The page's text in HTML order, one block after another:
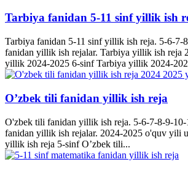
Tarbiya fanidan 5-11 sinf yillik ish
Tarbiya fanidan 5-11 sinf yillik ish reja. 5-6-7-
fanidan yillik ish rejalar. Tarbiya yillik ish reja
yillik 2024-2025 6-sinf Tarbiya yillik 2024-
O’zbek tili fanidan yillik ish reja
O'zbek tili fanidan yillik ish reja. 5-6-7-8-9-
fanidan yillik ish rejalar. 2024-2025 o'quv yili
yillik ish reja 5-sinf O’zbek tili...